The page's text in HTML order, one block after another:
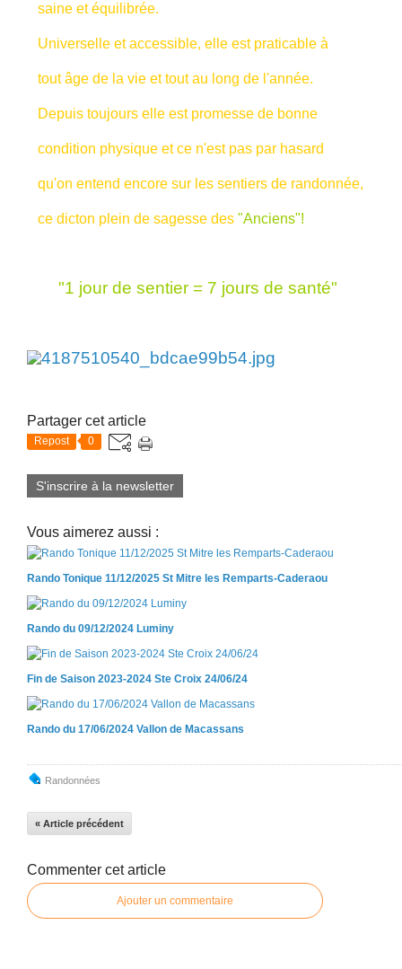
saine et équilibrée.
Universelle et accessible, elle est praticable à
tout âge de la vie et tout au long de l'année.
Depuis toujours elle est promesse de bonne
condition physique et ce n'est pas par hasard
qu'on entend encore sur les sentiers de randonnée,
ce dicton plein de sagesse des "Anciens"!
"1 jour de sentier = 7 jours de santé"
Partager cet article
Repost 0
S'inscrire à la newsletter
Vous aimerez aussi :
Rando Tonique 11/12/2025 St Mitre les Remparts-Caderaou
Rando du 09/12/2024 Luminy
Fin de Saison 2023-2024 Ste Croix 24/06/24
Rando du 17/06/2024 Vallon de Macassans
Randonnées
« Article précédent
Commenter cet article
Ajouter un commentaire